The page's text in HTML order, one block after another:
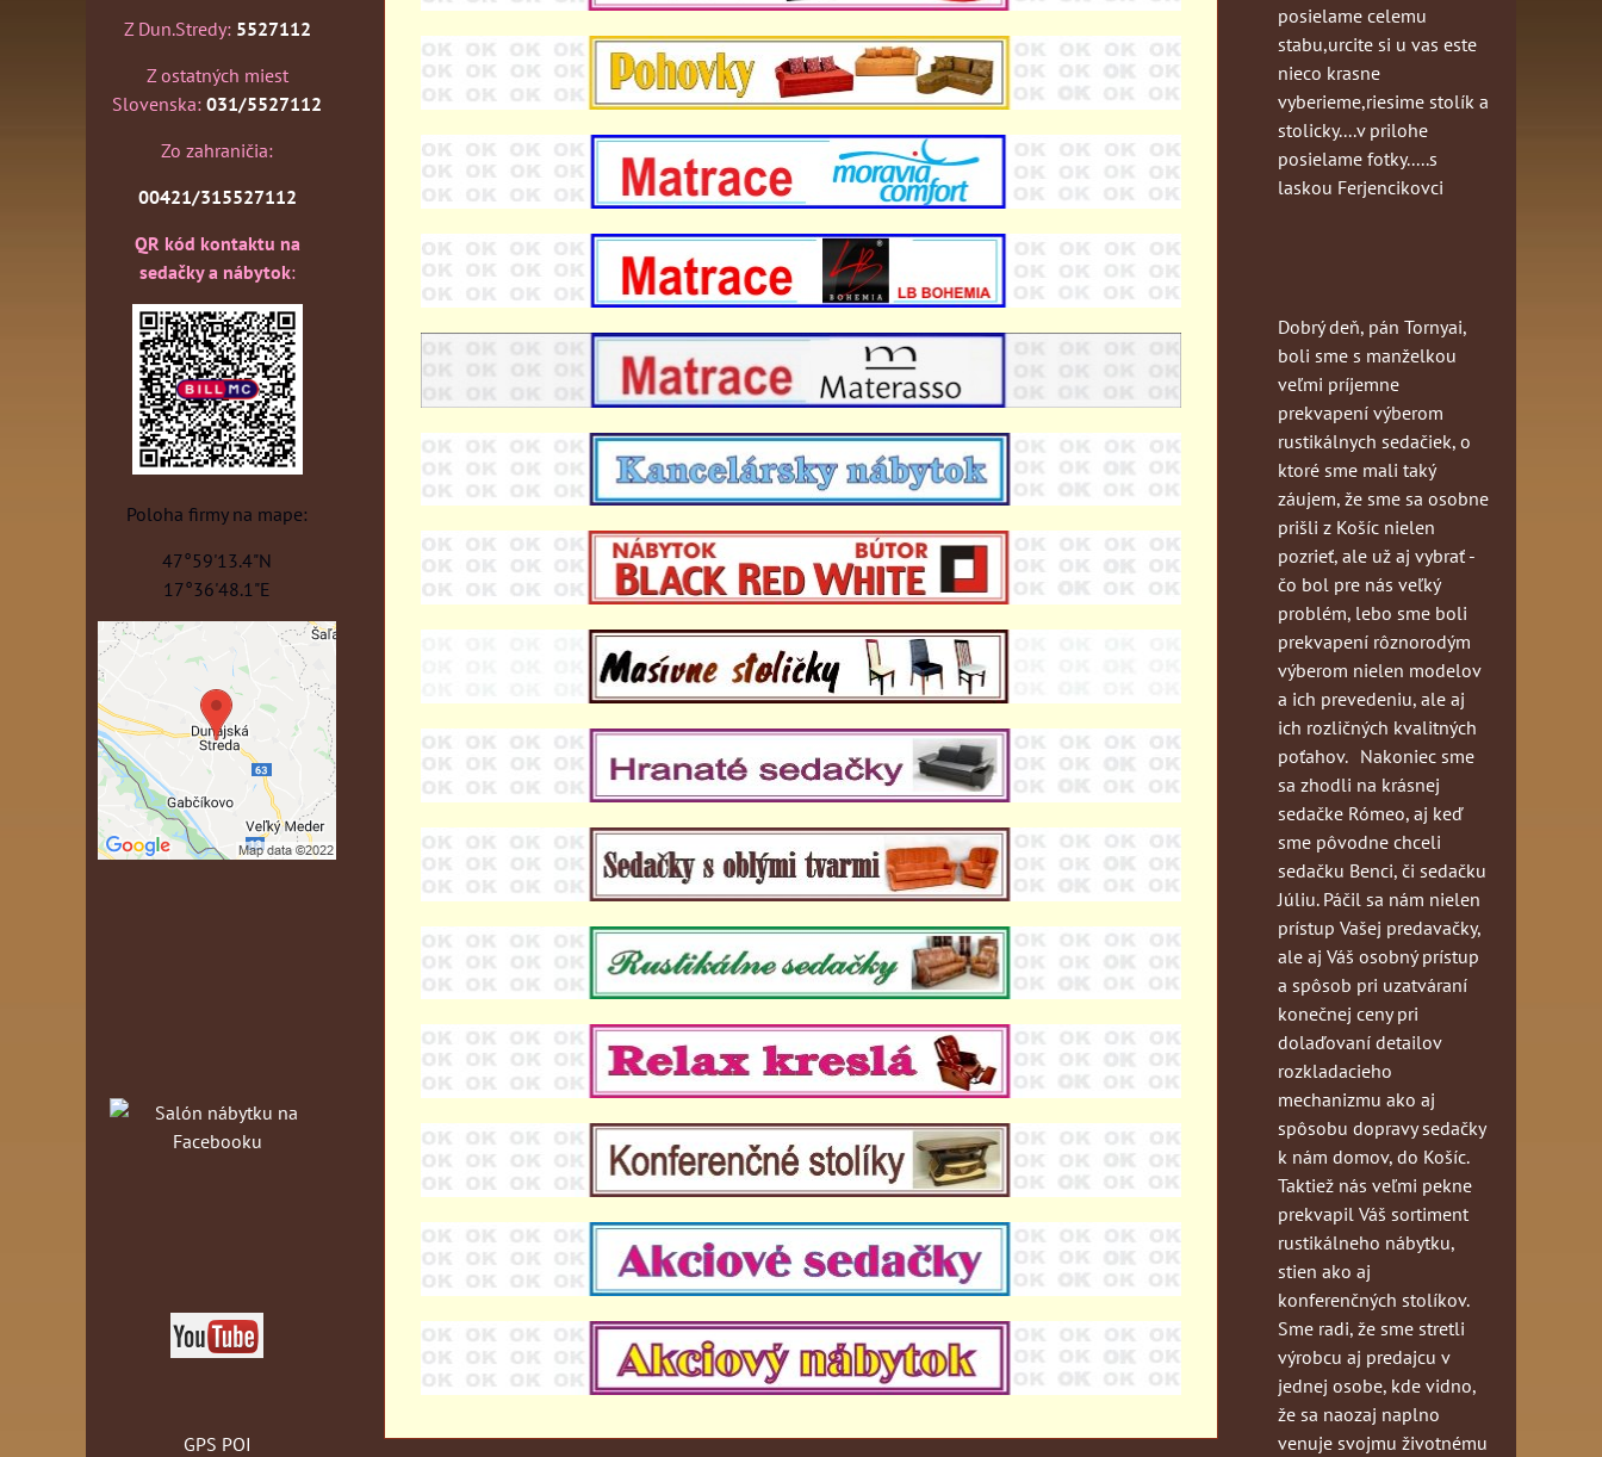
Z Dun.Stredy: 5527112
Z ostatných miest
Slovenska: 031/5527112
Zo zahraničia:
00421/315527112
QR kód kontaktu na
sedačky a nábytok:
Poloha firmy na mape:
47°59'13.4"N
17°36'48.1"E
GPS POI
posielame celemu
stabu,urcite si u vas este
nieco krasne
vyberieme,riesime stolík a
stolicky....v prilohe
posielame fotky.....s
laskou Ferjencikovci
Dobrý deň, pán Tornyai,
boli sme s manželkou
veľmi príjemne
prekvapení výberom
rustikálnych sedačiek, o
ktoré sme mali taký
záujem, že sme sa osobne
prišli z Košíc nielen
pozrieť, ale už aj vybrať -
čo bol pre nás veľký
problém, lebo sme boli
prekvapení rôznorodým
výberom nielen modelov
a ich prevedeniu, ale aj
ich rozličných kvalitných
poťahov. Nakoniec sme
sa zhodli na krásnej
sedačke Rómeo, aj keď
sme pôvodne chceli
sedačku Benci, či sedačku
Júliu. Páčil sa nám nielen
prístup Vašej predavačky,
ale aj Váš osobný prístup
a spôsob pri uzatváraní
konečnej ceny pri
dolaďovaní detailov
rozkladacieho
mechanizmu ako aj
spôsobu dopravy sedačky
k nám domov, do Košíc.
Taktiež nás veľmi pekne
prekvapil Váš sortiment
rustikálneho nábytku,
stien ako aj
konferenčných stolíkov.
Sme radi, že sme stretli
výrobcu aj predajcu v
jednej osobe, kde vidno,
že sa naozaj naplno
venuje svojmu životnému